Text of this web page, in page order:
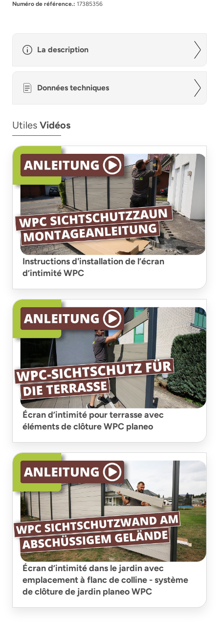
Numéro de référence.: 17385356
La description
Données techniques
Utiles Vidéos
Instructions d'installation de l’écran
d’intimité WPC
Écran d’intimité pour terrasse avec
éléments de clôture WPC planeo
Écran d’intimité dans le jardin avec
emplacement à flanc de colline - système
de clôture de jardin planeo WPC